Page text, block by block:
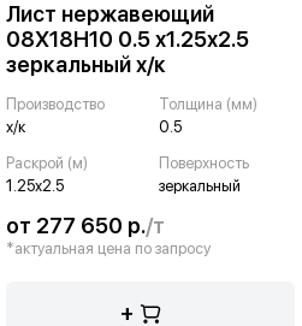
Лист нержавеющий
08Х18Н10 0.5 х1.25х2.5
зеркальный х/к
Производство
х/к
Толщина (мм)
0.5
Раскрой (м)
1.25х2.5
Поверхность
зеркальный
от 277 650 р./т
*актуальная цена по запросу
+